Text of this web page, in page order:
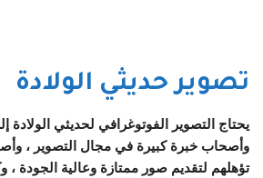
تصوير حديثي الولادة
يحتاج التصوير الفوتوغرافي لحديثي
وأصحاب خبرة كبيرة في مجال التصوير ،
تؤهلهم لتقديم صور ممتازة وعالية الجودة ،